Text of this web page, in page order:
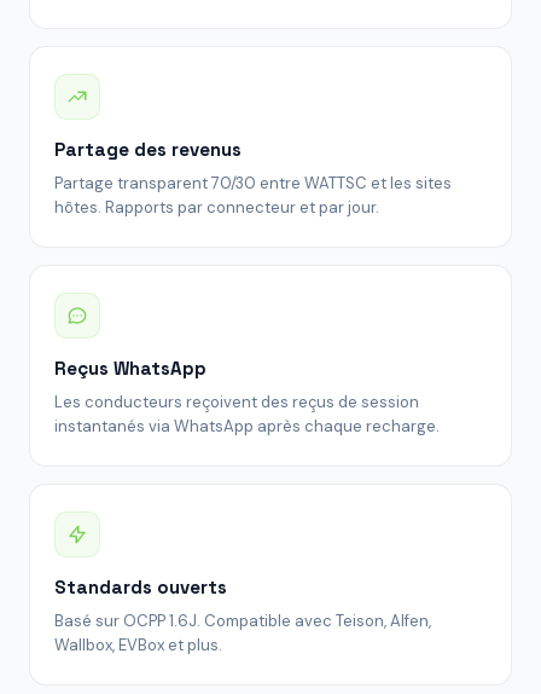
Partage des revenus
Partage transparent 70/30 entre WATTSC et les sites
hôtes. Rapports par connecteur et par jour.
Reçus WhatsApp
Les conducteurs reçoivent des reçus de session
instantanés via WhatsApp après chaque recharge.
Standards ouverts
Basé sur OCPP 1.6J. Compatible avec Teison, Alfen,
Wallbox, EVBox et plus.